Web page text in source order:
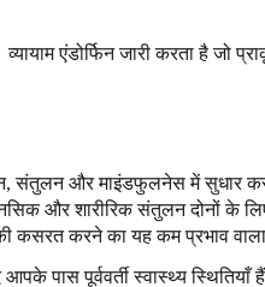
एंडोर्फिन जारी करता है
संतुलन और माइंडफुलनेस में सुधार
और शारीरिक संतुलन दोनों के
कसरत करने का यह कम प्रभाव वाला
पास पूर्ववर्ती स्वास्थ्य स्थितियाँ